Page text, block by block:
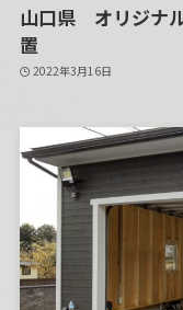
山口県 オリジナ
置
2022年3月16日